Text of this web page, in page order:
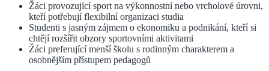
Žáci provozující sport na výkonnostní nebo vrcholové úrovni,
kteří potřebují flexibilní organizaci studia
Studenti s jasným zájmem o ekonomiku a podnikání, kteří si
chtějí rozšířit obzory sportovními aktivitami
Žáci preferující menší školu s rodinným charakterem a
osobnějším přístupem pedagogů